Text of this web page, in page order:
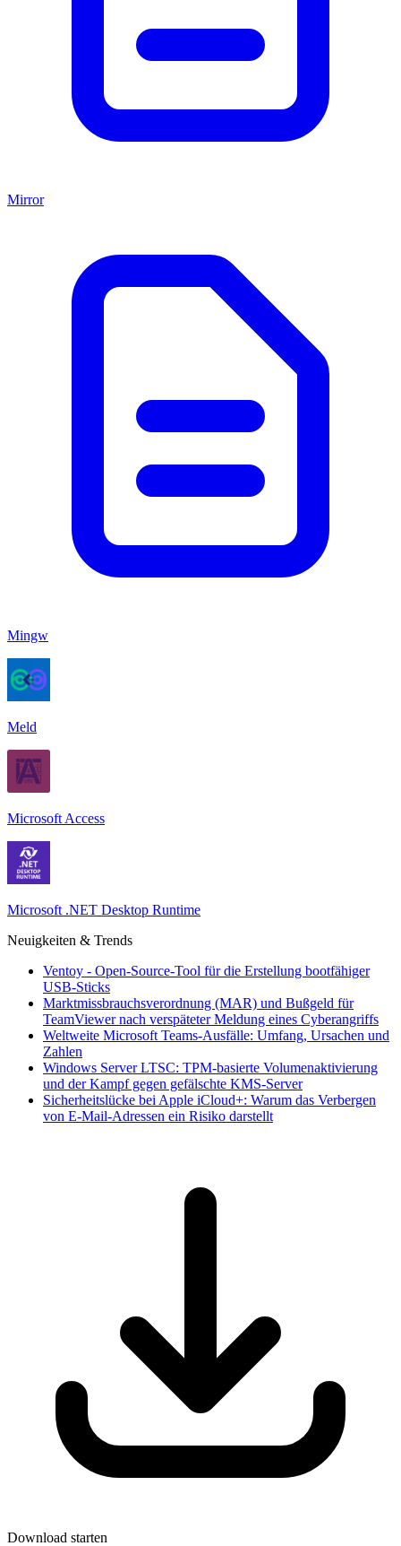
Mirror
Mingw
Meld
Microsoft Access
Microsoft .NET Desktop Runtime
Neuigkeiten & Trends
Ventoy - Open-Source-Tool für die Erstellung bootfähiger
USB-Sticks
Marktmissbrauchsverordnung (MAR) und Bußgeld für
TeamViewer nach verspäteter Meldung eines Cyberangriffs
Weltweite Microsoft Teams-Ausfälle: Umfang, Ursachen und
Zahlen
Windows Server LTSC: TPM-basierte Volumenaktivierung
und der Kampf gegen gefälschte KMS-Server
Sicherheitslücke bei Apple iCloud+: Warum das Verbergen
von E-Mail-Adressen ein Risiko darstellt
Download starten